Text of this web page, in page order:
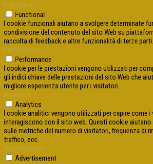
Functional
Functional
I cookie funzionali aiutano a svolgere determinate
condivisione del contenuto del sito Web su
raccolta di feedback e altre funzionalità di terze parti.
Performance
Performance
I cookie per le prestazioni vengono utilizzati per
gli indici chiave delle prestazioni del sito Web che
migliore esperienza utente per i visitatori.
Analytics
Analytics
I cookie analitici vengono utilizzati per capire come i
interagiscono con il sito web. Questi cookie
sulle metriche del numero di visitatori, frequenza di
traffico, ecc.
Advertisement
Advertisement